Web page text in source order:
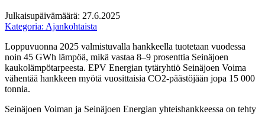
Julkaisupäivämäärä: 27.6.2025
Kategoria: Ajankohtaista
Loppuvuonna 2025 valmistuvalla hankkeella tuotetaan vuodessa
noin 45 GWh lämpöä, mikä vastaa 8–9 prosenttia Seinäjoen
kaukolämpötarpeesta. EPV Energian tytäryhtiö Seinäjoen Voima
vähentää hankkeen myötä vuosittaisia CO2-päästöjään jopa 15 000
tonnia.
Seinäjoen Voiman ja Seinäjoen Energian yhteishankkeessa on tehty